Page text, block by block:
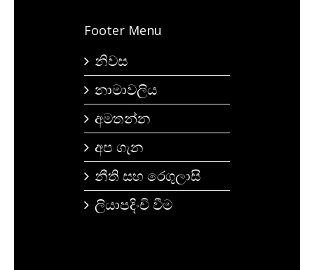
Footer Menu
නිවස
නාමාවලිය
අමතන්න
අප ගැන
නීති සහ රෙගුලාසි
ලියාපදිංචි වීම